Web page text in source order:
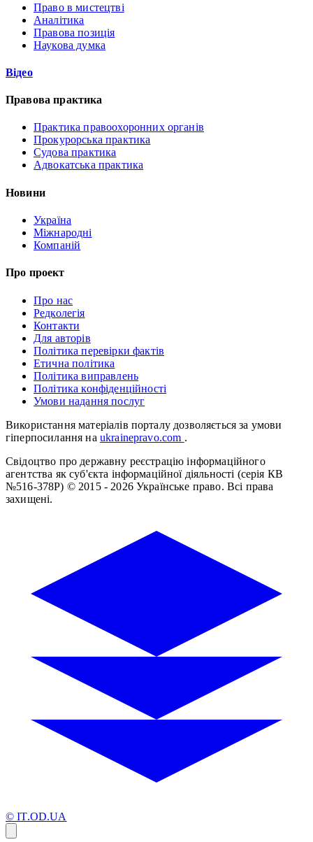
Право в мистецтві
Аналітика
Правова позиція
Наукова думка
Відео
Правова практика
Практика правоохоронних органів
Прокурорська практика
Судова практика
Адвокатська практика
Новини
Україна
Міжнародні
Компаній
Про проект
Про нас
Редколегія
Контакти
Для авторів
Політика перевірки фактів
Етична політика
Політика виправлень
Політика конфіденційності
Умови надання послуг
Використання матеріалів порталу дозволяється за умови
гіперпосилання на ukrainepravo.com .
Свідоцтво про державну реєстрацію інформаційного
агентства як суб'єкта інформаційної діяльності (серія КВ
№516-378Р) © 2015 - 2026 Українське право. Всі права
захищені.
© IT.OD.UA